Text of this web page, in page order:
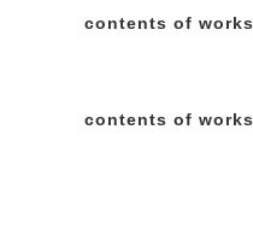
contents of works
contents of works